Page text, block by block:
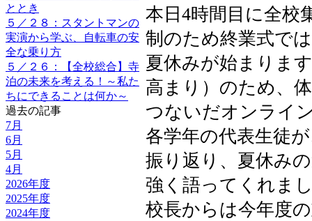
ととき
５／２８：スタントマンの
実演から学ぶ、自転車の安
全な乗り方
５／２６：【全校総合】寺
泊の未来を考える！～私た
ちにできることは何か～
過去の記事
7月
6月
5月
4月
2026年度
2025年度
2024年度
本日4時間目に全校
制のため終業式で
夏休みが始まりま
高まり）のため、
つないだオンライ
各学年の代表生徒
振り返り、夏休み
強く語ってくれま
校長からは今年度